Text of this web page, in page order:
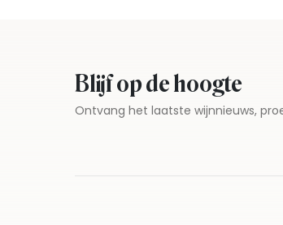
Blijf op de hoogte
Ontvang het laatste wijnnieuws,